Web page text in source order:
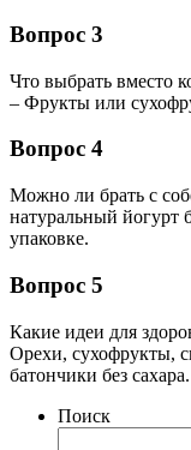
Вопрос 3
Что выбрать вместо
– Фрукты или
Вопрос 4
Можно ли брать с
натуральный йогурт
упаковке.
Вопрос 5
Какие идеи для
Орехи, сухофрукты,
батончики без сахара.
Поиск